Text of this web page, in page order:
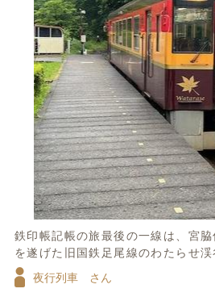
鉄印帳記帳の旅最後の一線は、宮
を遂げた旧国鉄足尾線のわたらせ渓
夜行列車 さん